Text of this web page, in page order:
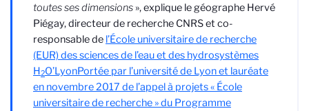
toutes ses dimensions », explique le géographe Hervé
Piégay, directeur de recherche CNRS et co-
responsable de l’École universitaire de recherche
(EUR) des sciences de l’eau et des hydrosystèmes
H2O’LyonPortée par l’université de Lyon et lauréate
en novembre 2017 de l’appel à projets « École
universitaire de recherche » du Programme